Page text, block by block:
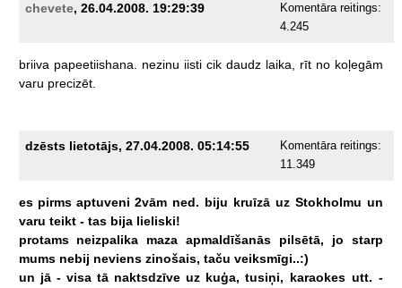
chevete, 26.04.2008. 19:29:39
Komentāra reitings:
4.245
briiva papeetiishana. nezinu iisti cik daudz laika, rīt no koļegām
varu precizēt.
dzēsts lietotājs, 27.04.2008. 05:14:55
Komentāra reitings:
11.349
es pirms aptuveni 2vām ned. biju kruīzā uz Stokholmu un
varu teikt - tas bija lieliski!
protams neizpalika maza apmaldīšanās pilsētā, jo
starp
mums nebij neviens zinošais, taču veiksmīgi..:)
un jā - visa tā naktsdzīve uz kuģa, tusiņi, karaokes utt. -